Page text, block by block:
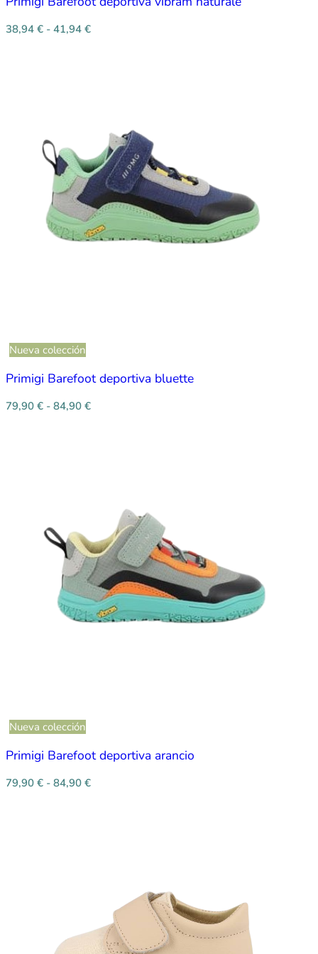
38,94 € - 41,94 €
Nueva colección
Primigi Barefoot deportiva bluette
79,90 € - 84,90 €
Nueva colección
Primigi Barefoot deportiva arancio
79,90 € - 84,90 €